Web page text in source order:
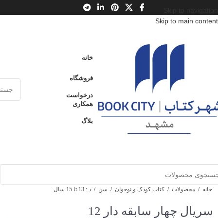
Skip to main content
خانه
فروشگاه
درخواست
همکاری
بلاگ
خانه / محصولات / کتاب کودک و نوجوان / سن / د : 13 تا 15 سال
سریال چهار سابقه دار 12